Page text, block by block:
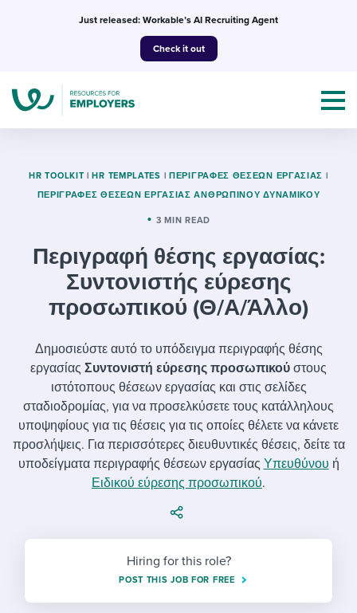
Just released: Workable’s AI Recruiting Agent
Check it out
Topics
I NEED HELP WITH...
Evaluating candidates
Working together with others
Maintaining hiring pipelines
Developing & retaining people
Ensuring compliance
Finding and attracting people
Establishing an employer brand
Templates & Guides
Job description templates
Interview question templates
Policy templates
Onboarding checklists
Step-by-step tutorials
Free ebooks & reports
HR terms
I’m a jobseeker
I WANT TO LEARN ABOUT...
Applying for a job
Interview process
Pay & benefits
Modern working life
Overall career resources
Workable customer stories
Explore Workable
Request a demo
HR TOOLKIT | HR TEMPLATES | ΠΕΡΙΓΡΑΦΈΣ ΘΈΣΕΩΝ ΕΡΓΑΣΊΑΣ |
ΠΕΡΙΓΡΑΦΈΣ ΘΈΣΕΩΝ ΕΡΓΑΣΊΑΣ ΑΝΘΡΏΠΙΝΟΥ ΔΥΝΑΜΙΚΟΎ
3 MIN READ
Περιγραφή θέσης εργασίας:
Συντονιστής εύρεσης
προσωπικού (Θ/Α/Άλλο)
Δημοσιεύστε αυτό το υπόδειγμα περιγραφής θέσης
εργασίας Συντονιστή εύρεσης προσωπικού στους
ιστότοπους θέσεων εργασίας και στις σελίδες
σταδιοδρομίας, για να προσελκύσετε τους κατάλληλους
υποψηφίους για τις θέσεις για τις οποίες θέλετε να κάνετε
προσλήψεις. Για περισσότερες διευθυντικές θέσεις, δείτε τα
υποδείγματα περιγραφής θέσεων εργασίας Υπευθύνου ή
Ειδικού εύρεσης προσωπικού.
Hiring for this role?
POST THIS JOB FOR FREE